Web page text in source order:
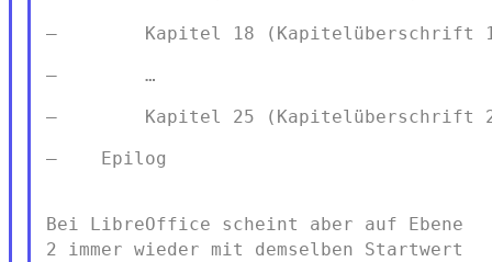
—        Kapitel 18 (Kapitelüberschrift
—        …
—        Kapitel 25 (Kapitelüberschrift
—    Epilog
Bei LibreOffice scheint aber auf Ebene
2 immer wieder mit demselben Startwert